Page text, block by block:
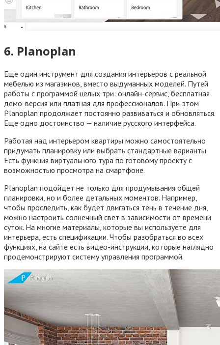
6. Planoplan
Еще один инструмент для создания интерьеров с реальной
мебелью из магазинов, вместо выдуманных моделей. Путей
работы с программой целых три: онлайн-сервис, бесплатная
демо-версия или платная для профессионалов. При этом
Planoplan продолжает постоянно развиваться и обновляться.
Еще одно достоинство — наличие русского интерфейса.
Работая над интерьером квартиры можно самостоятельно
придумать планировку или выбрать стандартные варианты.
Есть функция виртуального тура по готовому проекту с
возможностью просмотра на смартфоне.
Planoplan подойдет не только для продумывания общей
планировки, но и более детальных моментов. Например,
чтобы проследить, как будет двигаться тень в течение дня,
можно настроить солнечный свет в зависимости от времени
суток. На многие материалы, которые вы используете для
интерьера, есть спецификации. Чтобы разобраться во всех
функциях, на сайте есть видео-инструкции, которые наглядно
продемонстрируют систему управления программой.